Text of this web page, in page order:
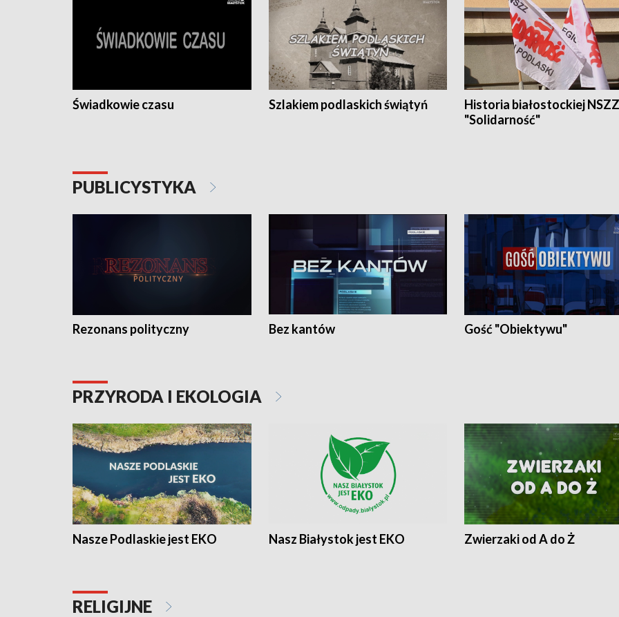
Świadkowie czasu Szlakiem podlaskich świątyń
Historia białostockiej NSZZ
"Solidarność"
PUBLICYSTYKA
Rezonans polityczny Bez kantów Gość "Obiektywu"
PRZYRODA I EKOLOGIA
Nasze Podlaskie jest EKO Nasz Białystok jest EKO Zwierzaki od A do Ż
RELIGIJNE